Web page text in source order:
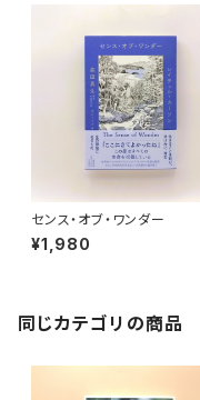
センス・オブ・ワンダー
¥1,980
同じカテゴリの商品